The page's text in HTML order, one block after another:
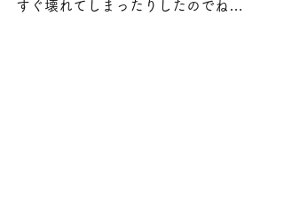
すぐ壊れてしまったりしたのでね…